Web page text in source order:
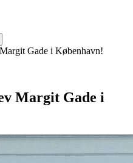
Gade i København!
Margit Gade i